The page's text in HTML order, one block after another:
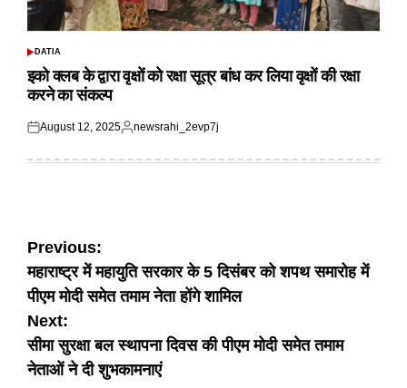
POSTED
DATIA
इको क्लब के द्वारा वृक्षों को रक्षा सूत्र बांध कर लिया वृक्षों की रक्षा
करने का संकल्प
Posted
August 12, 2025
Posted
newsrahi_2evp7j
Post
navigation
Previous:
महाराष्ट्र में महायुति सरकार के 5 दिसंबर को शपथ समारोह में
पीएम मोदी समेत तमाम नेता होंगे शामिल
Next:
सीमा सुरक्षा बल स्थापना दिवस की पीएम मोदी समेत तमाम
नेताओं ने दी शुभकामनाएं